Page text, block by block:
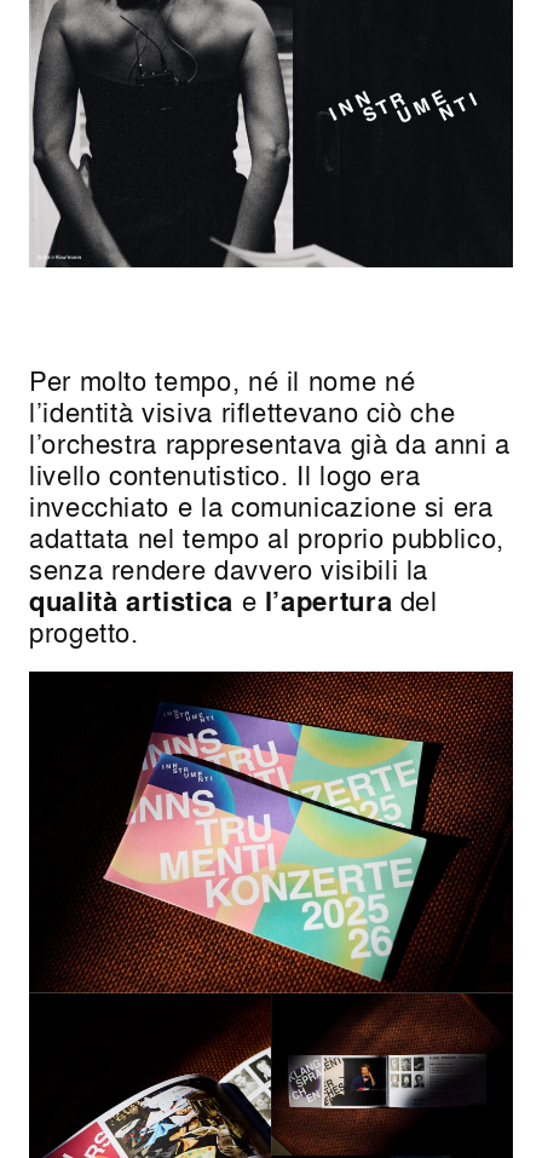
Per molto tempo, né il nome né
l’identità visiva riflettevano ciò che
l’orchestra rappresentava già da anni a
livello contenutistico. Il logo era
invecchiato e la comunicazione si era
adattata nel tempo al proprio pubblico,
senza rendere davvero visibili la
qualità artistica e l’apertura del
progetto.